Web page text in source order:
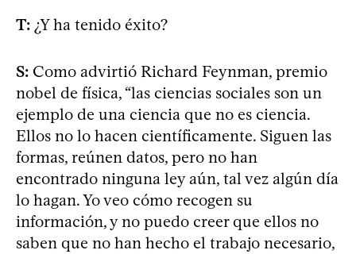
T: ¿Y ha tenido éxito?
S: Como advirtió Richard Feynman, premio
nobel de física, “las ciencias sociales son un
ejemplo de una ciencia que no es ciencia.
Ellos no lo hacen científicamente. Siguen las
formas, reúnen datos, pero no han
encontrado ninguna ley aún, tal vez algún día
lo hagan. Yo veo cómo recogen su
información, y no puedo creer que ellos no
saben que no han hecho el trabajo necesario,